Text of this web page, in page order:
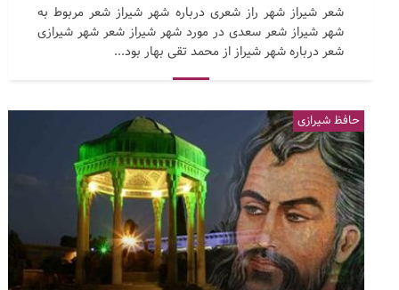
شعر شیراز شهر راز شعری درباره شهر شیراز شعر مربوط به
شهر شیراز شعر سعدی در مورد شهر شیراز شعر شهر شیرازی
شعر درباره شهر شیراز از محمد تقی بهار بود...
حافظ شیرازی